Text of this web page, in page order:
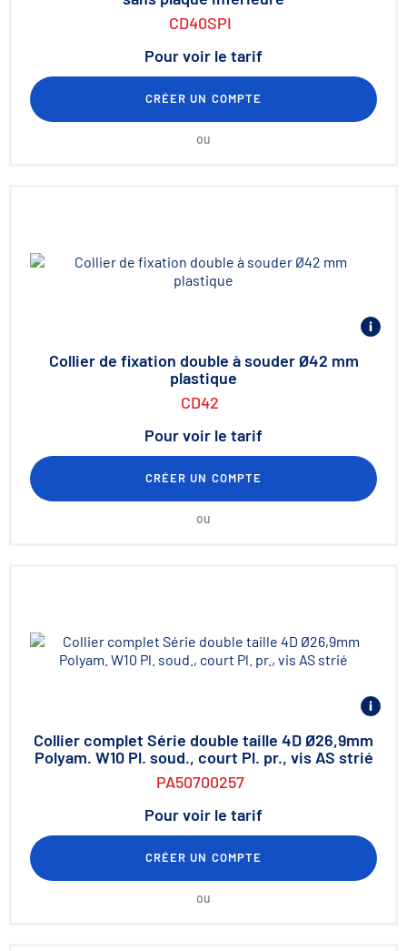
CD40SPI
Pour voir le tarif
CRÉER UN COMPTE
ou
Collier de fixation double à souder Ø42 mm
plastique
CD42
Pour voir le tarif
CRÉER UN COMPTE
ou
Collier complet Série double taille 4D Ø26,9mm
Polyam. W10 Pl. soud., court Pl. pr., vis AS strié
PA50700257
Pour voir le tarif
CRÉER UN COMPTE
ou